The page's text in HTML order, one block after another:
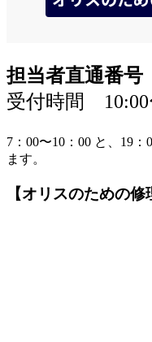
担当者直通番号
受付時間 10:00
7：00〜10：00 と、19
ます。
【オリスのための